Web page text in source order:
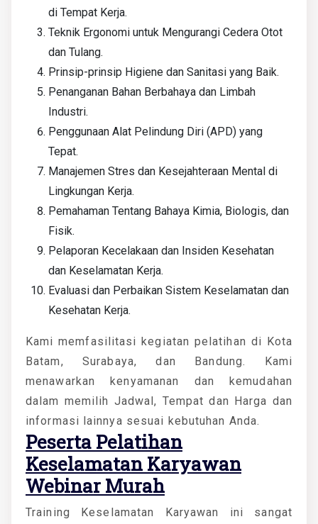
di Tempat Kerja.
Teknik Ergonomi untuk Mengurangi Cedera Otot
dan Tulang.
Prinsip-prinsip Higiene dan Sanitasi yang Baik.
Penanganan Bahan Berbahaya dan Limbah
Industri.
Penggunaan Alat Pelindung Diri (APD) yang
Tepat.
Manajemen Stres dan Kesejahteraan Mental di
Lingkungan Kerja.
Pemahaman Tentang Bahaya Kimia, Biologis, dan
Fisik.
Pelaporan Kecelakaan dan Insiden Kesehatan
dan Keselamatan Kerja.
Evaluasi dan Perbaikan Sistem Keselamatan dan
Kesehatan Kerja.
Kami memfasilitasi kegiatan pelatihan di Kota
Batam, Surabaya, dan Bandung. Kami
menawarkan kenyamanan dan kemudahan
dalam memilih Jadwal, Tempat dan Harga dan
informasi lainnya sesuai kebutuhan Anda.
Peserta Pelatihan
Keselamatan Karyawan
Webinar Murah
Training Keselamatan Karyawan ini sangat